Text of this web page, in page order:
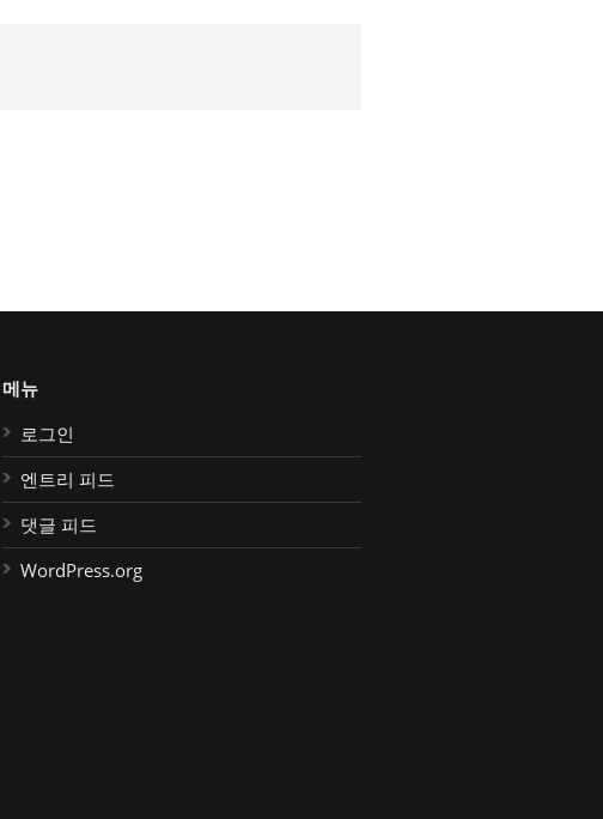
메뉴
로그인
엔트리 피드
댓글 피드
WordPress.org